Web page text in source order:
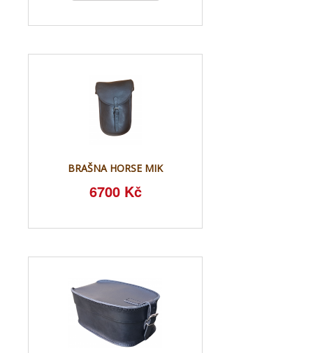
BRAŠNA HORSE MIK
6700 Kč